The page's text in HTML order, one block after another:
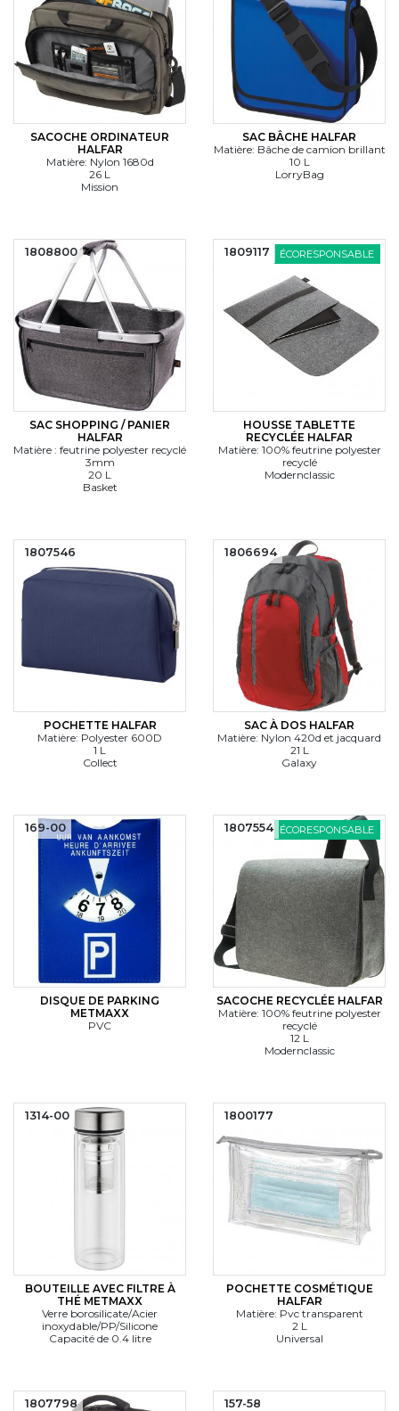
SACOCHE ORDINATEUR
HALFAR
Matière: Nylon 1680d
26 L
Mission
SAC BÂCHE HALFAR
Matière: Bâche de camion brillant
10 L
LorryBag
SAC SHOPPING / PANIER
HALFAR
Matière : feutrine polyester recyclé
3mm
20 L
Basket
1808800 ÉCORESPONSABLE
HOUSSE TABLETTE
RECYCLÉE HALFAR
Matière: 100% feutrine polyester
recyclé
Modernclassic
1809117
POCHETTE HALFAR
Matière: Polyester 600D
1 L
Collect
1807546
SAC À DOS HALFAR
Matière: Nylon 420d et jacquard
21 L
Galaxy
1806694
DISQUE DE PARKING
METMAXX
PVC
169-00 ÉCORESPONSABLE
SACOCHE RECYCLÉE HALFAR
Matière: 100% feutrine polyester
recyclé
12 L
Modernclassic
1807554
BOUTEILLE AVEC FILTRE À
THÉ METMAXX
Verre borosilicate/Acier
inoxydable/PP/Silicone
Capacité de 0.4 litre
1314-00
POCHETTE COSMÉTIQUE
HALFAR
Matière: Pvc transparent
2 L
Universal
1800177
1807798 157-58